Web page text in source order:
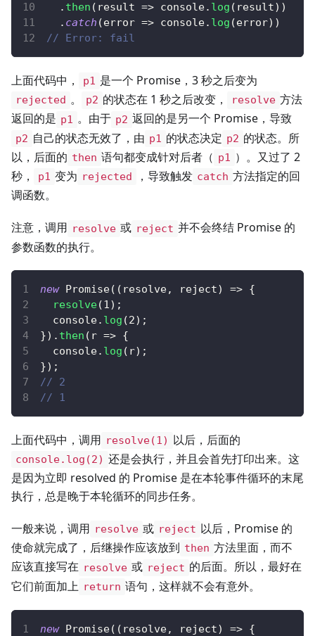
. then ( result => console. log ( result) )
. catch (error => console. log (error) )
// Error: fail
上面代码中， p1 是一个 Promise，3 秒之后变为
rejected 。 p2 的状态在 1 秒之后改变， resolve 方法
返回的是 p1 。由于 p2 返回的是另一个 Promise，导致
p2 自己的状态无效了，由 p1 的状态决定 p2 的状态。所
以，后面的 then 语句都变成针对后者（ p1 ）。又过了 2
秒，
p1 变为 rejected ，导致触发 catch 方法指定的回
调函数。
注意，调用 resolve 或 reject 并不会终结 Promise 的
参数函数的执行。
new Promise( ( resolve, reject) => {
resolve(1 ) ;
console. log (2) ;
}) . then ( r => {
console. log ( r) ;
}) ;
// 2
// 1
上面代码中，调用 resolve(1) 以后，后面的
console.log(2) 还是会执行，并且会首先打印出来。这
是因为立即 resolved 的 Promise 是在本轮事件循环的末尾
执行，总是晚于本轮循环的同步任务。
一般来说，调用 resolve 或 reject 以后，Promise 的
使命就完成了，后继操作应该放到 then 方法里面，而不
应该直接写在 resolve 或 reject 的后面。所以，最好在
它们前面加上 return 语句，这样就不会有意外。
new Promise( ( resolve, reject) => {